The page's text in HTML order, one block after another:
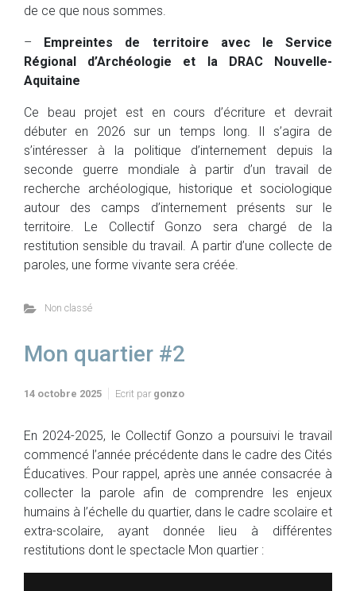
de ce que nous sommes.
– Empreintes de territoire avec le Service
Régional d’Archéologie et la DRAC Nouvelle-
Aquitaine
Ce beau projet est en cours d’écriture et devrait
débuter en 2026 sur un temps long. Il s’agira de
s’intéresser à la politique d’internement depuis la
seconde guerre mondiale à partir d’un travail de
recherche archéologique, historique et sociologique
autour des camps d’internement présents sur le
territoire. Le Collectif Gonzo sera chargé de la
restitution sensible du travail. A partir d’une collecte de
paroles, une forme vivante sera créée.
Non classé
Mon quartier #2
14 octobre 2025 Ecrit par gonzo
En 2024-2025, le Collectif Gonzo a poursuivi le travail
commencé l’année précédente dans le cadre des Cités
Éducatives. Pour rappel, après une année consacrée à
collecter la parole afin de comprendre les enjeux
humains à l’échelle du quartier, dans le cadre scolaire et
extra-scolaire, ayant donnée lieu à différentes
restitutions dont le spectacle Mon quartier :